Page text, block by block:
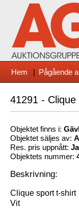
Hem | Pågående
41291 -
Objektet finns i:
Objektet säljes av:
Res. pris uppnått: Ja
Objektets nummer:
Beskrivning:
Clique sport t-shirt
Vit